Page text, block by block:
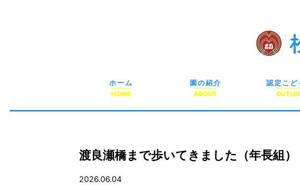
ホーム
HOME
園の紹介
ABOUT
認定こど
渡良瀬橋まで歩いてきました（年長組）
2026.06.04